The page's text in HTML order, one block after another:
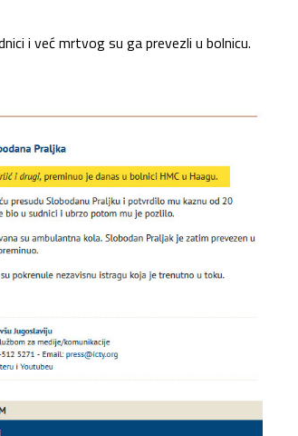
i već mrtvog su ga prevezli u bolnicu.